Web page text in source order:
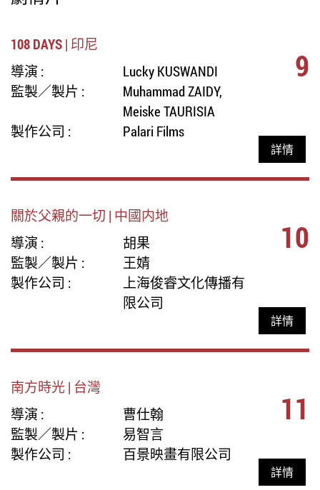
108 DAYS | 印尼
導演 :
Lucky KUSWANDI
監製／製片 :
Muhammad ZAIDY,
Meiske TAURISIA
製作公司 :
Palari Films
9
詳情
關於父親的一切 | 中國内地
導演 :
胡果
監製／製片 :
王婧
製作公司 :
上海俊睿文化傳播有
限公司
10
詳情
南方時光 | 台灣
導演 :
曹仕翰
監製／製片 :
易智言
製作公司 :
百景映畫有限公司
11
詳情